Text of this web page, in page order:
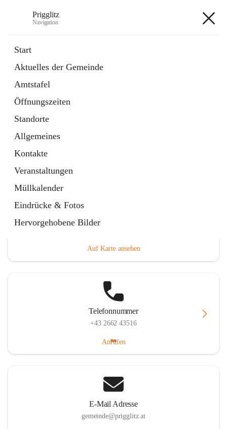
Prigglitz
Navigation
Start
Aktuelles der Gemeinde
Amtstafel
Öffnungszeiten
Standorte
Allgemeines
Kontakte
Veranstaltungen
Müllkalender
Eindrücke & Fotos
Hervorgehobene Bilder
Externe Webseite
in
Tab
Gemeindezeitung
Ordner
öffnet
in
neuem
Tab
Hauptadresse
Auf Karte ansehen
Telefonnummer
+43 2662 43516
Anrufen
E-Mail Adresse
gemeinde@prigglitz.at